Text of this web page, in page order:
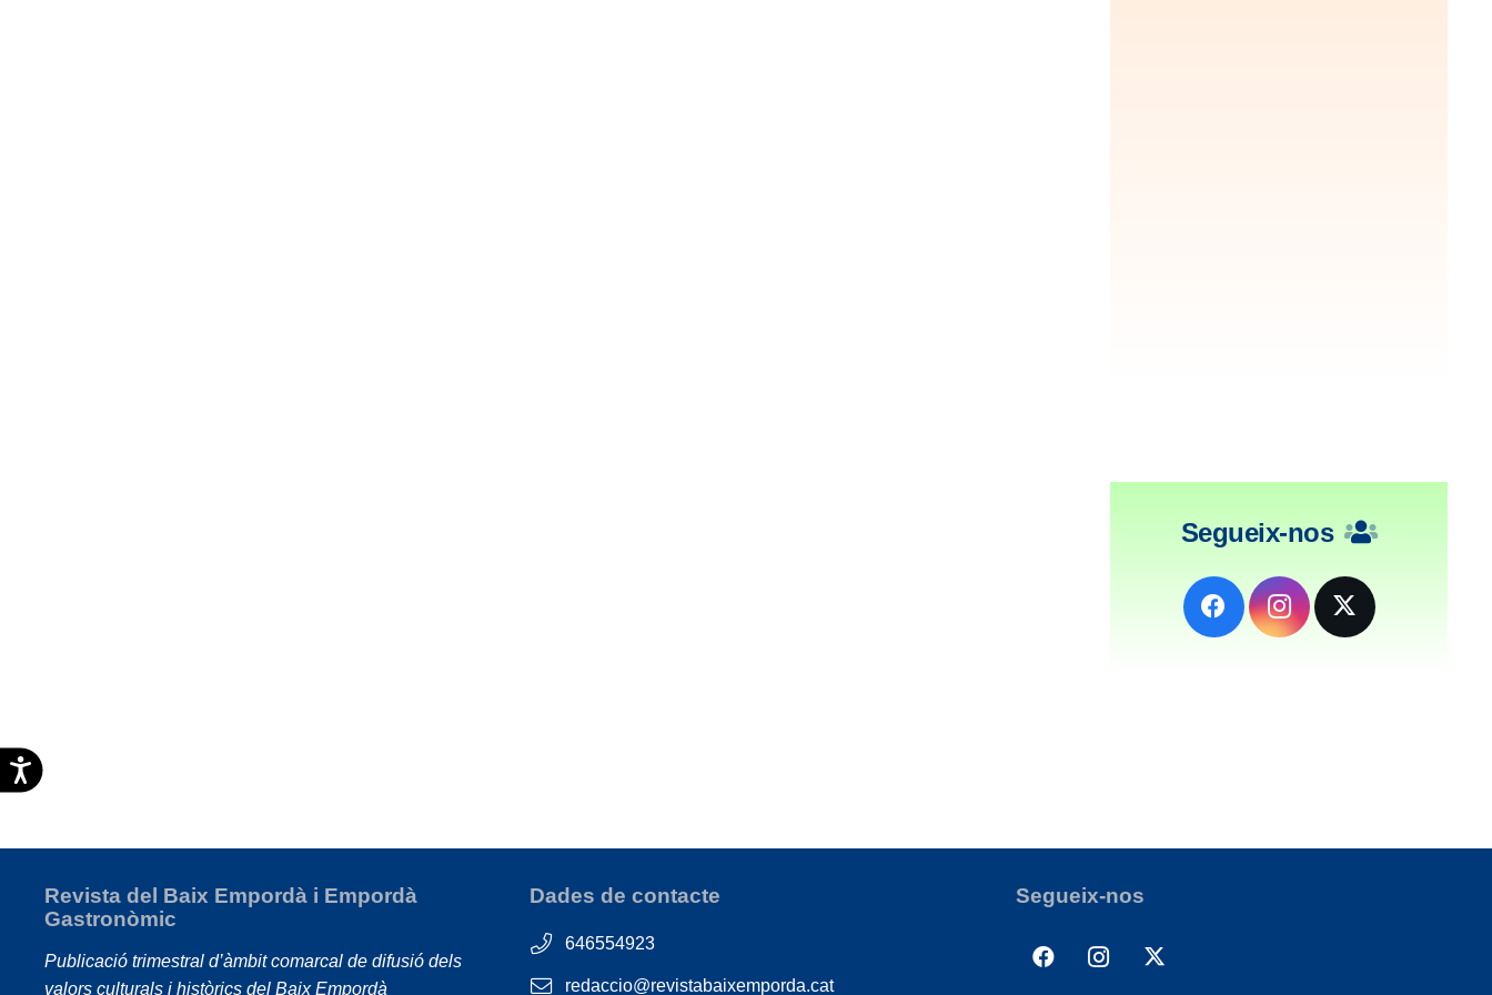
Accesibilidad
Segueix-nos
Revista del Baix Empordà i Empordà
Gastronòmic
Publicació trimestral d’àmbit comarcal de difusió dels
valors culturals i històrics del Baix Empordà
Dades de contacte
646554923
redaccio@revistabaixemporda.cat
Segueix-nos